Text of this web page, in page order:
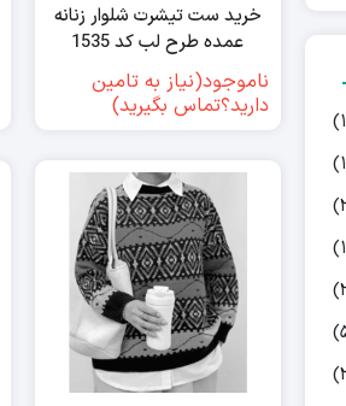
خرید ست تیشرت شلوار زنانه
عمده طرح لب کد 1535
ناموجود(نیاز به تامین
دارید؟تماس بگیرید)